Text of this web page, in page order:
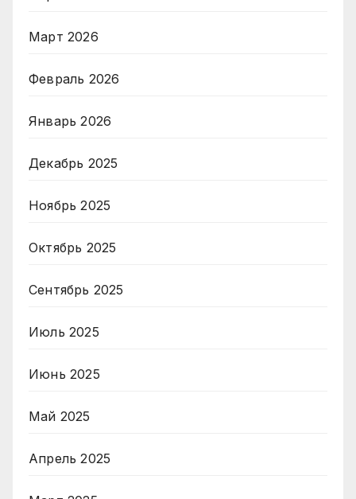
Март 2026
Февраль 2026
Январь 2026
Декабрь 2025
Ноябрь 2025
Октябрь 2025
Сентябрь 2025
Июль 2025
Июнь 2025
Май 2025
Апрель 2025